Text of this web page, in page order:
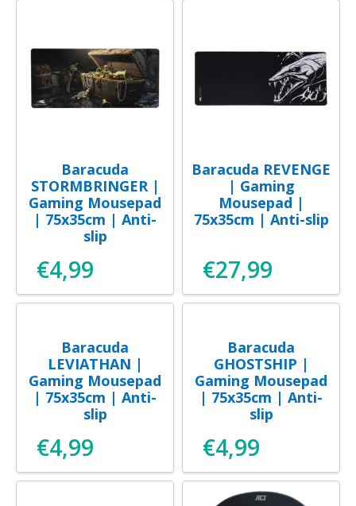
Baracuda
STORMBRINGER |
Gaming Mousepad
| 75x35cm | Anti-
slip
€4,99
Baracuda REVENGE
| Gaming
Mousepad |
75x35cm | Anti-slip
€27,99
Baracuda
LEVIATHAN |
Gaming Mousepad
| 75x35cm | Anti-
slip
€4,99
Baracuda
GHOSTSHIP |
Gaming Mousepad
| 75x35cm | Anti-
slip
€4,99